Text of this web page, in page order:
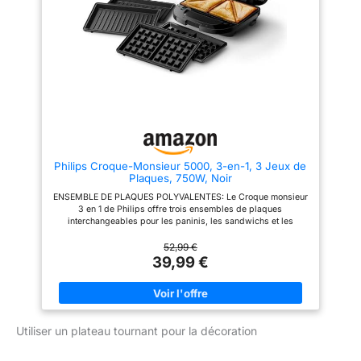
grâce à notre réseau de 6200
réparateurs dans le monde,
pour contribuer à la protection
de l’environnement et à la
réduction des déchets FACILE À
réseau de 6200 réparateurs
dans le monde, pour contribuer
à la protection de
l’environnement et à la réduction
des déchets FACILE À
position verticale
Philips Croque-Monsieur 5000, 3-en-1, 3 Jeux de
Plaques, 750W, Noir
ENSEMBLE DE PLAQUES POLYVALENTES: Le Croque monsieur
3 en 1 de Philips offre trois ensembles de plaques
interchangeables pour les paninis, les sandwichs et les
plats LE CROUSTILLANT À LA PERFECTION : Avec une
puissance de 750W, cet appareil à croque-monsieur assure un
chauffage rapide, grillant tout à la perfection, pour un résultat
croustillant et doré NETTOYAGE SANS DIFFICULTÉ : Les
plaques de gril antiadhésives sont amovibles, facilitant le
nettoyage. Fini le récurage, il vous suffira de retirer les
HOMOGÈNE POUR DES RÉSULTATS OPTIMAUX : Répartition
52,99 €
39,99 €
Utiliser un plateau tournant pour la décoration